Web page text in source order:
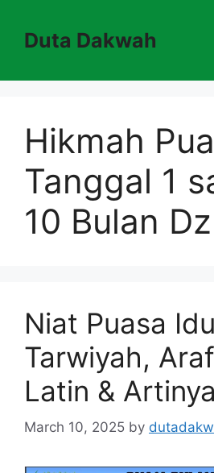
contentDuta Dakwah
Hikmah
Tanggal 1
10 Bulan
Niat Puasa
Tarwiyah,
Latin & Artinya
March 10, 2025 by